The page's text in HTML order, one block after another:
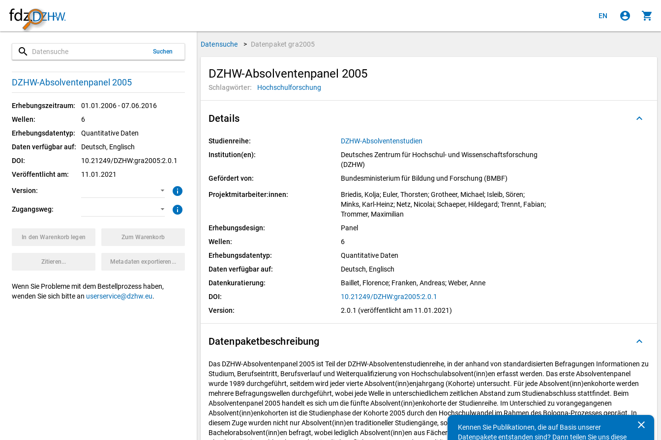
EN account_circle shopping_cart
search Suchen
DZHW-Absolventenpanel 2005
Erhebungszeitraum:
01.01.2006 - 07.06.2016
Wellen:
6
Erhebungsdatentyp:
Quantitative Daten
Daten verfügbar auf:
Deutsch, Englisch
DOI:
10.21249/DZHW:gra2005:2.0.1
Veröffentlicht am:
11.01.2021
Version:
2.0.1 (aktuell)
1.0.0
info
Zugangsweg:
CUF: Download
SUF: Remote-Desktop
SUF: On-Site
info
In den Warenkorb legen Zum Warenkorb
Zitieren... Metadaten exportieren...
Wenn Sie Probleme mit dem Bestellprozess haben,
wenden Sie sich bitte an userservice@dzhw.eu.
Datensuche > Datenpaketgra2005
DZHW-Absolventenpanel 2005
Schlagwörter: Hochschulforschung
Details keyboard_arrow_up
Studienreihe:
DZHW-Absolventenstudien
Institution(en):
Deutsches Zentrum für Hochschul- und Wissenschaftsforschung
(DZHW)
Gefördert von:
Bundesministerium für Bildung und Forschung (BMBF)
Projektmitarbeiter:innen: Briedis, Kolja; Euler, Thorsten; Grotheer, Michael; Isleib, Sören;
Minks, Karl-Heinz; Netz, Nicolai; Schaeper, Hildegard; Trennt, Fabian;
Trommer, Maximilian
Erhebungsdesign:
Panel
Wellen:
6
Erhebungsdatentyp:
Quantitative Daten
Daten verfügbar auf:
Deutsch, Englisch
Datenkuratierung:
Baillet, Florence; Franken, Andreas; Weber, Anne
DOI:
10.21249/DZHW:gra2005:2.0.1
Version:
2.0.1 (veröffentlicht am 11.01.2021)
Datenpaketbeschreibung keyboard_arrow_up
Das DZHW-Absolventenpanel 2005 ist Teil der DZHW-Absolventenstudienreihe, in der anhand von standardisierten Befragungen Informationen zu
Studium, Berufseintritt, Berufsverlauf und Weiterqualifizierung von Hochschulabsolvent(inn)en erfasst werden. Das erste Absolventenpanel
wurde 1989 durchgeführt, seitdem wird jeder vierte Absolvent(inn)enjahrgang (Kohorte) untersucht. Für jede Absolvent(inn)enkohorte werden
mehrere Befragungswellen durchgeführt, wobei jede Welle in unterschiedlichem zeitlichen Abstand zum Studienabschluss stattfindet. Beim
Absolventenpanel 2005 handelt es sich um die fünfte Absolvent(inn)enkohorte der Studienreihe. Im Unterschied zu vorangegangenen
Absolvent(inn)enkohorten ist die Studienphase der Kohorte 2005 durch den Hochschulwandel im Rahmen des Bologna-Prozesses geprägt. In
diesem Zuge wurden nicht nur Absolvent(inn)en traditioneller Studiengänge, sondern erstmalig auch eine nennenswerte Anzahl an
Bachelorabsolvent(inn)en befragt, wobei lediglich Absolvent(inn)en aus Fächern berücksichtigt wurden, für die bereits eine größere
clear
Kennen Sie Publikationen, die auf Basis unserer
Datenpakete entstanden sind? Dann teilen Sie uns diese